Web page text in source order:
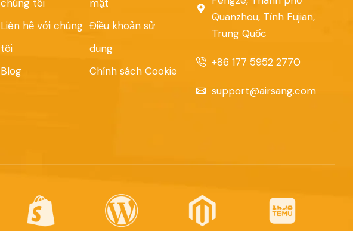
chúng tôi
Liên hệ với chúng
tôi
Blog
mật
Điều khoản sử
dụng
Chính sách Cookie
Quanzhou, Tỉnh Fujian,
Trung Quốc
+86 177 5952 2770
support@airsang.com